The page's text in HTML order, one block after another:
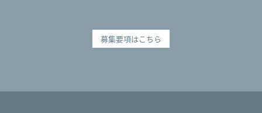
募集要項はこちら